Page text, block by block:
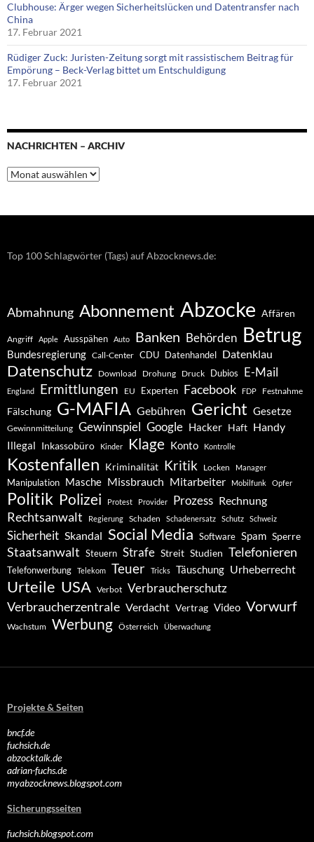
Clubhouse: Ärger wegen Sicherheitslücken und Datentransfer nach
China
17. Februar 2021
Rüdiger Zuck: Juristen-Zeitung sorgt mit rassistischem Beitrag für
Empörung – Beck-Verlag bittet um Entschuldigung
17. Februar 2021
NACHRICHTEN – ARCHIV
Nachrichten
–
Top 100 Schlagwörter (Tags) auf Abzocknews.de:
Abmahnung Abonnement Abzocke Affären
Angriff Apple Ausspähen Auto Banken Behörden Betrug
Bundesregierung Call-Center CDU Datenhandel Datenklau
Datenschutz Download Drohung Druck Dubios E-Mail
England Ermittlungen EU Experten Facebook FDP Festnahme
Fälschung G-MAFIA Gebühren Gericht Gesetze
Gewinnmitteilung Gewinnspiel Google Hacker Haft Handy
Illegal Inkassobüro Kinder Klage Konto Kontrolle
Kostenfallen Kriminalität Kritik Locken Manager
Manipulation Masche Missbrauch Mitarbeiter Mobilfunk Opfer
Politik Polizei Protest Provider Prozess Rechnung
Rechtsanwalt Regierung Schaden Schadenersatz Schutz Schweiz
Sicherheit Skandal Social Media Software Spam Sperre
Staatsanwalt Steuern Strafe Streit Studien Telefonieren
Telefonwerbung Telekom Teuer Tricks Täuschung Urheberrecht
Urteile USA Verbot Verbraucherschutz
Verbraucherzentrale Verdacht Vertrag Video Vorwurf
Wachstum Werbung Österreich Überwachung
Projekte & Seiten
bncf.de
fuchsich.de
abzocktalk.de
adrian-fuchs.de
myabzocknews.blogspot.com
Sicherungsseiten
fuchsich.blogspot.com